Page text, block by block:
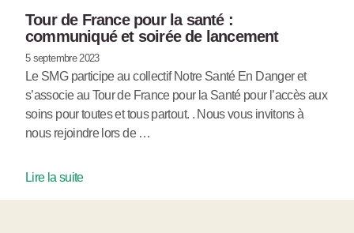
Tour de France pour la santé :
communiqué et soirée de lancement
5 septembre 2023
Le SMG participe au collectif Notre Santé En Danger et
s’associe au Tour de France pour la Santé pour l’accès aux
soins pour toutes et tous partout. . Nous vous invitons à
nous rejoindre lors de …
Lire la suite